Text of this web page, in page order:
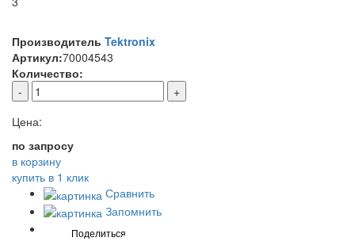
Производитель Tektronix
Артикул:70004543
Количество:
-
+
Цена:
по запросу
в корзину
купить в 1 клик
Сравнить
Запомнить